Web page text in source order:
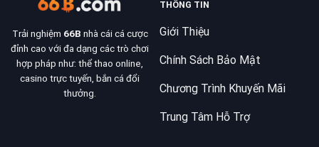
Trải nghiệm 66B nhà cái cá cược
đỉnh cao với đa dạng các trò chơi
hợp pháp như: thể thao online,
casino trực tuyến, bắn cá đổi
thưởng.
THÔNG TIN
Giới Thiệu
Chính Sách Bảo Mật
Chương Trình Khuyến Mãi
Trung Tâm Hỗ Trợ